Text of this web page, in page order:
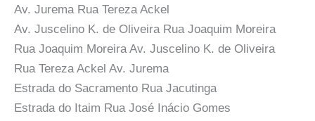
Av. Jurema Rua Tereza Ackel
Av. Juscelino K. de Oliveira Rua Joaquim Moreira
Rua Joaquim Moreira Av. Juscelino K. de Oliveira
Rua Tereza Ackel Av. Jurema
Estrada do Sacramento Rua Jacutinga
Estrada do Itaim Rua José Inácio Gomes